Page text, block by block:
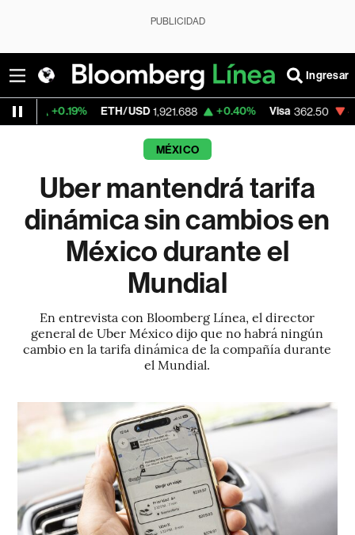
PUBLICIDAD
Ingresar
ETH/USD 1,921.688 +0.40% Visa 362.50 -2.15%
MÉXICO
Uber mantendrá tarifa
dinámica sin cambios en
México durante el
Mundial
En entrevista con Bloomberg Línea, el director
general de Uber México dijo que no habrá ningún
cambio en la tarifa dinámica de la compañía durante
el Mundial.